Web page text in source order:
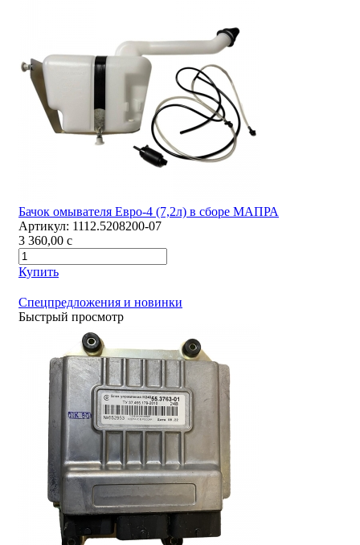
Бачок омывателя Евро-4 (7,2л) в сборе МАПРА
Артикул: 1112.5208200-07
3 360,00 c
Купить
Спецпредложения и новинки
Быстрый просмотр